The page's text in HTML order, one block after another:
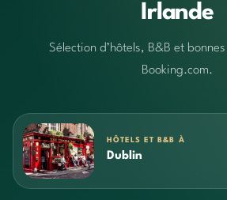
Irlande
Sélection d’hôtels, B&B et
Booking.com.
HÔTELS ET B&B À
Dublin